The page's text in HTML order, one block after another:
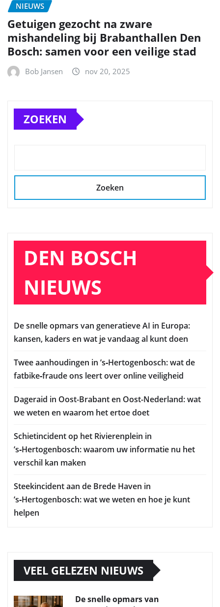
NIEUWS
Getuigen gezocht na zware
mishandeling bij Brabanthallen Den
Bosch: samen voor een veilige stad
Bob Jansen nov 20, 2025
ZOEKEN
Zoeken
DEN BOSCH
NIEUWS
De snelle opmars van generatieve AI in Europa:
kansen, kaders en wat je vandaag al kunt doen
Twee aanhoudingen in ’s‑Hertogenbosch: wat de
fatbike‑fraude ons leert over online veiligheid
Dageraid in Oost-Brabant en Oost-Nederland: wat
we weten en waarom het ertoe doet
Schietincident op het Rivierenplein in
’s‑Hertogenbosch: waarom uw informatie nu het
verschil kan maken
Steekincident aan de Brede Haven in
’s‑Hertogenbosch: wat we weten en hoe je kunt
helpen
VEEL GELEZEN NIEUWS
De snelle opmars van